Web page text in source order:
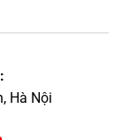
Hà Nội